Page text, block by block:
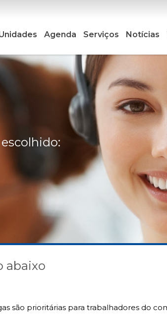
Agenda Serviços Notícias
abaixo
são prioritárias para trabalhadores do